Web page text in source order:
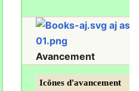
Avancement
Icônes d'avancement